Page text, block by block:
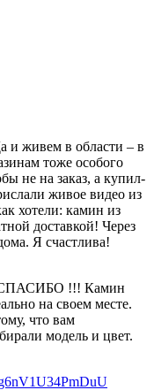
и живем в области – в
тоже особого
не на заказ, а купил-
живое видео из
хотели: камин из
доставкой! Через
Я счастлива!
!!! Камин
на своем месте.
что вам
модель и цвет.